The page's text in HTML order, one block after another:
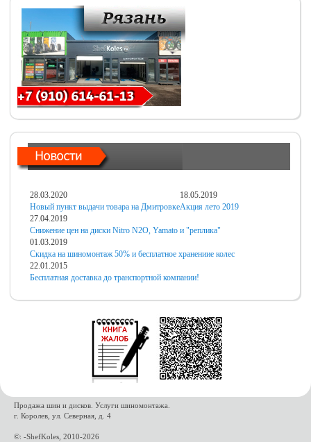
28.03.2020
Новый пункт выдачи товара на Дмитровке
18.05.2019
Акция лето 2019
27.04.2019
Снижение цен на диски Nitro N2O, Yamato и "реплика"
01.03.2019
Скидка на шиномонтаж 50% и бесплатное хранениие колес
22.01.2015
Бесплатная доставка до транспортной компании!
Продажа шин и дисков. Услуги шиномонтажа.
г. Королев, ул. Северная, д. 4
©: -ShefKoles, 2010-2026